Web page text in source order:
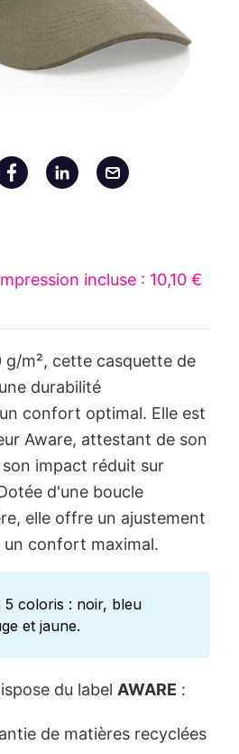
incluse : 10,10 €
g/m², cette casquette de
durabilité
confort optimal. Elle est
Aware, attestant de son
impact réduit sur
d'une boucle
elle offre un ajustement
un confort maximal.
5 coloris : noir, bleu
et jaune.
du label AWARE :
de matières recyclées